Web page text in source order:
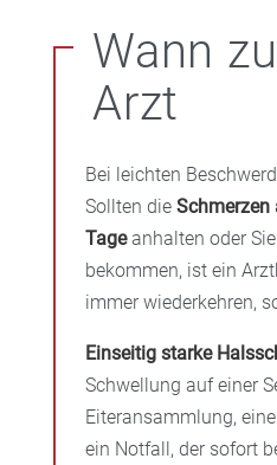
Wann
Arzt
Bei leichten
Sollten dieSchmerzen
Tageanhalten oder
bekommen, ist ein
immer wiederkehren,
Einseitig starke
Schwellung auf einer
Eiteransammlung,
ein Notfall, der sofort